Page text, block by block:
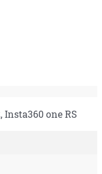
one RS